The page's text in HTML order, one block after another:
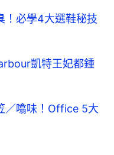
！必學4大選鞋秘技
凱特王妃都鍾
／噏味！Office 5大